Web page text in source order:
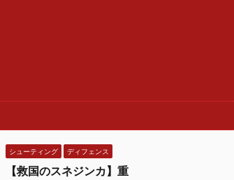
シューティング ディフェンス
【救国のスネジンカ】重